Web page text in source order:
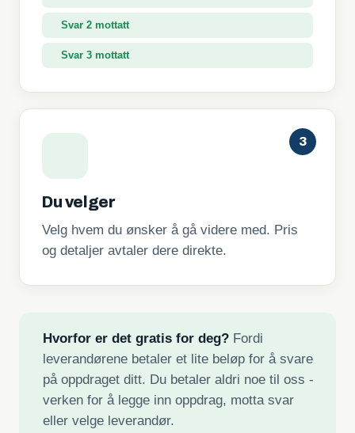
Svar 2 mottatt
Svar 3 mottatt
3
Du velger
Velg hvem du ønsker å gå videre med. Pris
og detaljer avtaler dere direkte.
Hvorfor er det gratis for deg?Fordi
leverandørene betaler et lite beløp for å svare
på oppdraget ditt. Du betaler aldri noe til oss -
verken for å legge inn oppdrag, motta svar
eller velge leverandør.